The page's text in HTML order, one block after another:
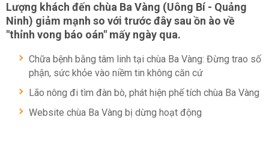
Lượng khách đến chùa Ba Vàng (Uông Bí - Quảng
Ninh) giảm mạnh so với trước đây sau ồn ào về
"thỉnh vong báo oán" mấy ngày qua.
Chữa bệnh bằng tâm linh tại chùa Ba Vàng: Đừng trao số
phận, sức khỏe vào niềm tin không căn cứ
Lão nông đi tìm đàn bò, phát hiện phế tích chùa Ba Vàng
Website chùa Ba Vàng bị dừng hoạt động